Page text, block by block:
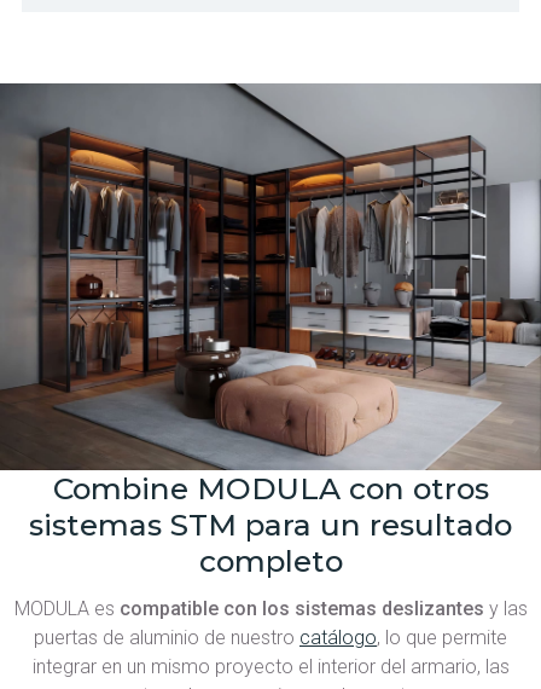
Combine MODULA con otros
sistemas STM para un resultado
completo
MODULA es compatible con los sistemas deslizantes y las
puertas de aluminio de nuestro catálogo, lo que permite
integrar en un mismo proyecto el interior del armario, las